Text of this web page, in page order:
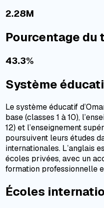
2.28M
Pourcentage du
43.3%
Système
Le système éducatif
base (classes 1 à 10),
12) et l’enseignement
poursuivent leurs études
internationales. L’anglais
écoles privées, avec un
formation professionnelle
Écoles